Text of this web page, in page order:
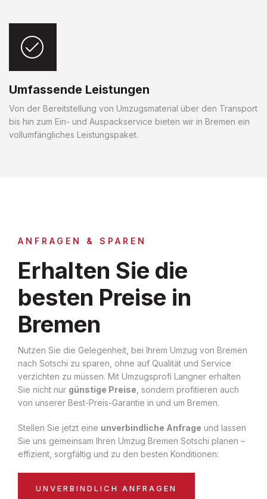
Umfassende Leistungen
Von der Bereitstellung von Umzugsmaterial über den Transport
bis hin zum Ein- und Auspackservice bieten wir in Bremen ein
vollumfängliches Leistungspaket.
ANFRAGEN & SPAREN
Erhalten Sie die
besten Preise in
Bremen
Nutzen Sie die Gelegenheit, bei Ihrem Umzug von Bremen
nach Sotschi zu sparen, ohne auf Qualität und Service
verzichten zu müssen. Mit Umzugsprofi Langner erhalten
Sie nicht nur günstige Preise , sondern profitieren auch
von unserer Best-Preis-Garantie in und um Bremen.
Stellen Sie jetzt eine unverbindliche Anfrage und lassen
Sie uns gemeinsam Ihren Umzug Bremen Sotschi planen –
effizient, sorgfältig und zu den besten Konditionen:
UNVERBINDLICH ANFRAGEN